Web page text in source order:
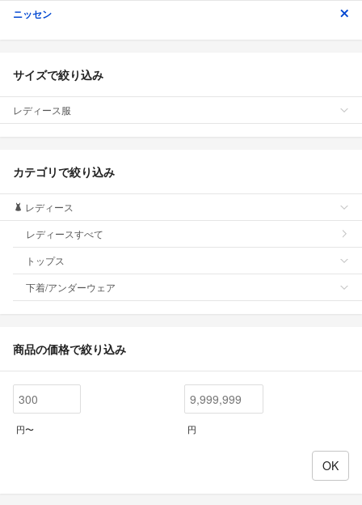
ニッセン
サイズで絞り込み
レディース服
カテゴリで絞り込み
レディース
レディースすべて
トップス
下着/アンダーウェア
商品の価格で絞り込み
円〜 円